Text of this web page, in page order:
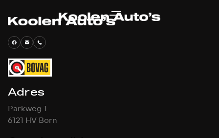
Adres
Parkweg 1
6121 HV Born